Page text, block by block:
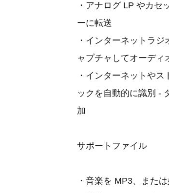
・アナログ LP やカセ
ーに転送
・インターネットラ
ャプチャしてオーディ
・インターネットや
ックを自動的に識別 -
加
サポートファイル
・音楽を MP3、また